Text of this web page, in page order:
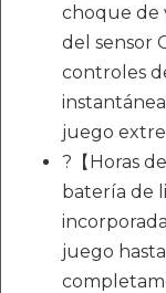
choque de
del sensor
controles
juego
?【Horas
batería de
juego